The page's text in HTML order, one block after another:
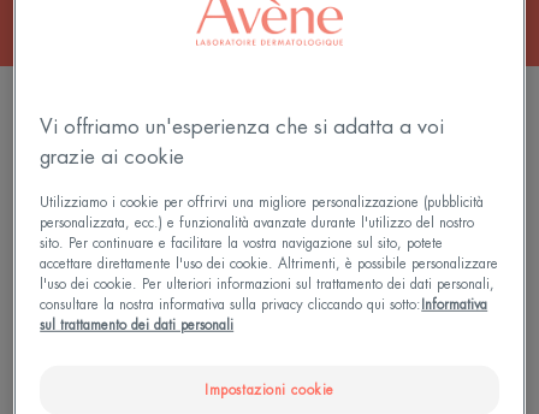
Balsamo
Labbra
Rosso
Luminoso
SPF20
Labbra
Rosa
Velluto
SPF20
Vi offriamo un'esperienza che si adatta a voi
grazie ai cookie
Utilizziamo i cookie per offrirvi una migliore personalizzazione (pubblicità
personalizzata, ecc.) e funzionalità avanzate durante l'utilizzo del nostro
sito. Per continuare e facilitare la vostra navigazione sul sito, potete
accettare direttamente l'uso dei cookie. Altrimenti, è possibile personalizzare
l'uso dei cookie. Per ulteriori informazioni sul trattamento dei dati personali,
consultare la nostra informativa sulla privacy cliccando qui sotto: Informativa
sul trattamento dei dati personali
Impostazioni cookie